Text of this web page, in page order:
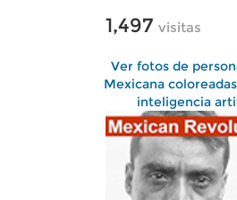
1,497 visitas
Ver fotos de
Mexicana
inteligencia